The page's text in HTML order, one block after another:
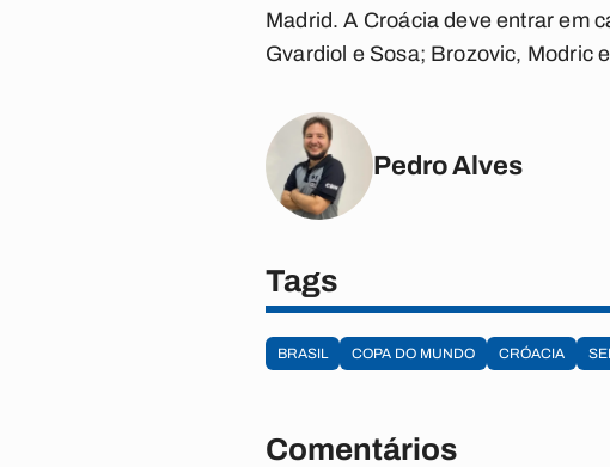
Madrid. A Croácia deve entrar em
Gvardiol e Sosa; Brozovic, Modric
Pedro Alves
Tags
BRASIL COPA DO MUNDO CRÓACIA
Comentários